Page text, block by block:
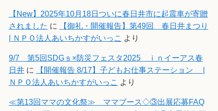
【New】2025年10月18日ついに春日井市に起震車が寄贈
されました に
【御礼・開催報告】第49回 春日井まつり
| ＮＰＯ法人あいちかすがいっこ より
9/7 第5回SDGｓ×防災フェスタ2025 ｉｎイーアス春
日井に
【開催報告 8/17】子どもお仕事ステーション |
ＮＰＯ法人あいちかすがいっこ より
≪第13回ママの文化祭≫ ママブース◇③出展応募FAQ